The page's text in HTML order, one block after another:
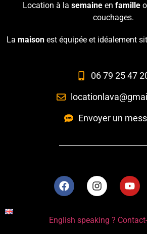
Location à la semaineen famille
couchages.
La maisonest équipée et idéalement
06 79 25 47
Envoyer un
English speaking ?